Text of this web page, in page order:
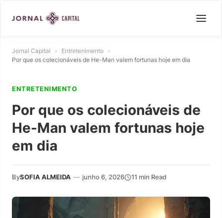
Jornal Capital » Entretenimento »
Por que os colecionáveis de He-Man valem fortunas hoje em dia
ENTRETENIMENTO
Por que os colecionáveis de
He-Man valem fortunas hoje
em dia
BySOFIA ALMEIDA — junho 6, 2026 11 min Read